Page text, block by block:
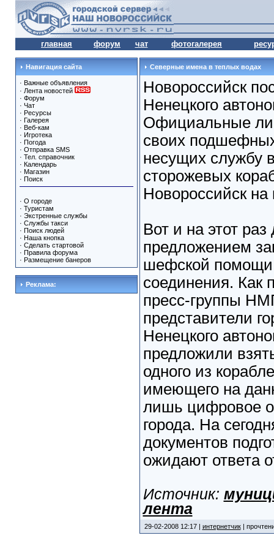
главная форум чат фотогалерея
Навигация сайта
· Важные объявления
· Лента новостей
· Форум
· Чат
· Ресурсы
· Галерея
· Веб-кам
· Игротека
· Погода
· Отправка SMS
· Тел. справочник
· Календарь
· Магазин
· Поиск
· О городе
· Туристам
· Экстренные службы
· Службы такси
· Поиск людей
· Наша кнопка
· Сделать стартовой
· Правила форума
· Размещение банеров
Реклама:
Северные имена в теплых водах
Новороссийск
Ненецкого
Официальные
своих
несущих службу
сторожевых
Новороссийск
Вот и на этот
предложением
шефской
соединения. Как
пресс-группы
представители
Ненецкого
предложили
одного из
имеющего на
лишь цифровое
города. На
документов
ожидают ответа
Источник:
лента
29-02-2008 12:17 | интернетчик|